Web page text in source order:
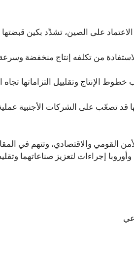
الاعتماد على الصين، تشدِّد بكين
من تكلفه إنتاج منخفضة
الإنتاج وتقلييل التزاماتها
قد تصعّب على الشركات الأجنبية
القومي والاقتصادي، وتتهم في
إجراءات لتعزيز صناعاتهما